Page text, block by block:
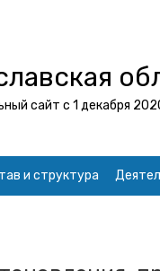
сайт с 1 декабря
и структура